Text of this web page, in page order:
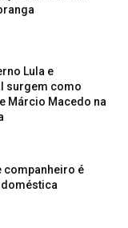
Lula e
surgem como
Márcio Macedo na
companheiro é